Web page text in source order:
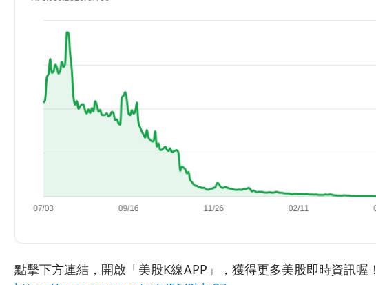
點擊下方連結，開啟「美股K線APP」，獲得更多美股即時資訊喔！